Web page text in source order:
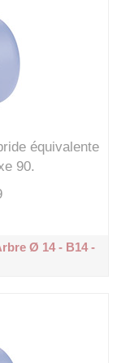
équivalente
90.
Ø 14 - B14 -